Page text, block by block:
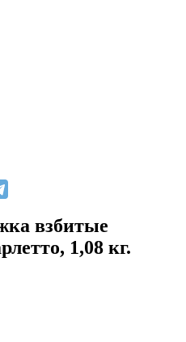
взбитые
1,08 кг.